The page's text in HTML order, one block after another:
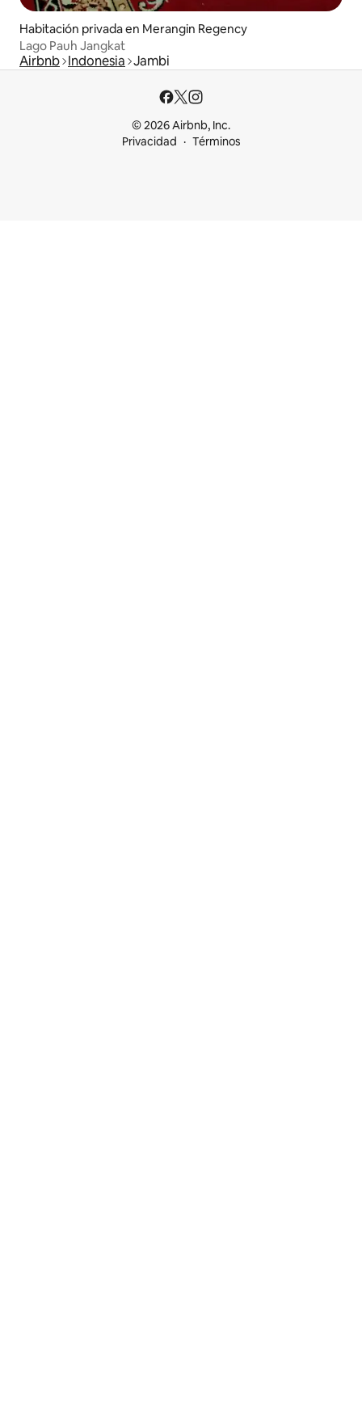
Habitación privada en Merangin Regency
Lago Pauh Jangkat
Airbnb Indonesia Jambi
© 2026 Airbnb, Inc.
Privacidad
Términos